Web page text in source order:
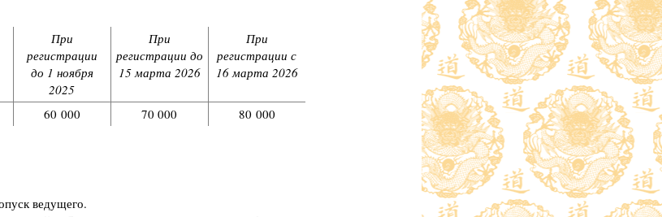
При
регистрации
до 1 ноября
2025
При
регистрации до
15 марта 2026
При
регистрации с
16 марта 2026
60 000 70 000 80 000
ведущего.